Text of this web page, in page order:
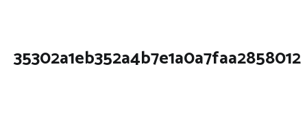
35302a1eb352a4b7e1a0a7faa2858012